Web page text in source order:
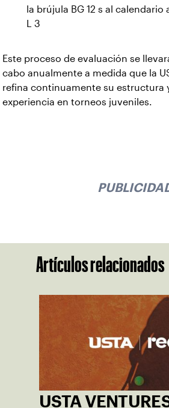
la brújula BG 12 s al calendario
L 3
Este proceso de evaluación se
cabo anualmente a medida que la
refina continuamente su estructura
experiencia en torneos juveniles.
Artículos relacionados
USTA